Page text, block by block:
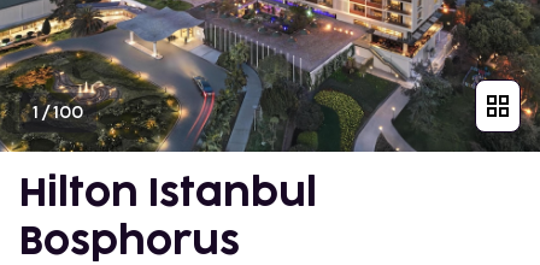
1 /100
Hilton Istanbul
Bosphorus